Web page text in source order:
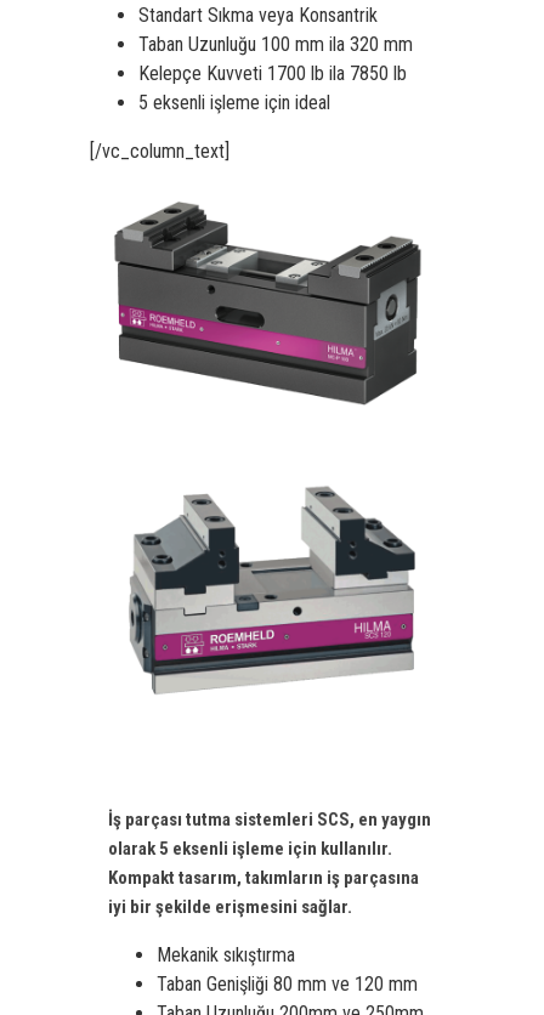
Standart Sıkma veya Konsantrik
Taban Uzunluğu 100 mm ila 320 mm
Kelepçe Kuvveti 1700 lb ila 7850 lb
5 eksenli işleme için ideal
[/vc_column_text]
İş parçası tutma sistemleri SCS, en yaygın
olarak 5 eksenli işleme için kullanılır.
Kompakt tasarım, takımların iş parçasına
iyi bir şekilde erişmesini sağlar.
Mekanik sıkıştırma
Taban Genişliği 80 mm ve 120 mm